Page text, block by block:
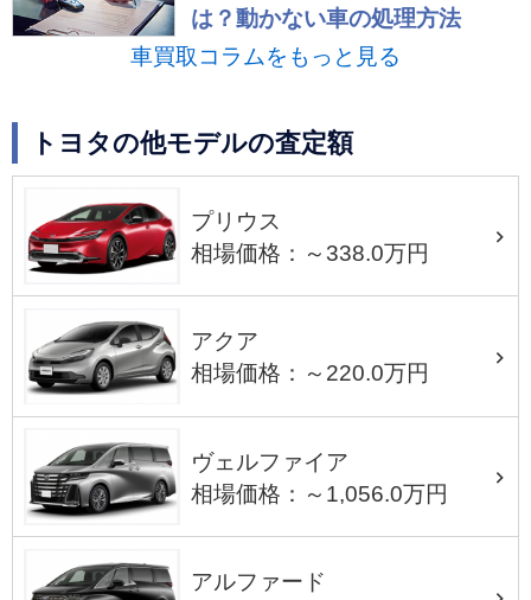
は？動かない車の処理方法
車買取コラムをもっと見る
トヨタの他モデルの査定額
プリウス
相場価格：～338.0万円
アクア
相場価格：～220.0万円
ヴェルファイア
相場価格：～1,056.0万円
アルファード